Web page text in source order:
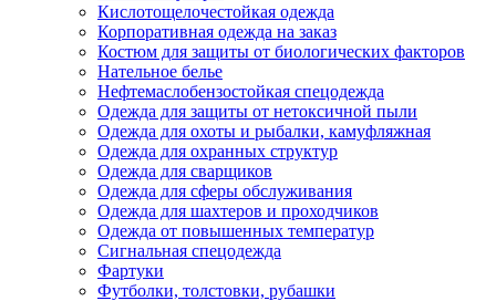
Кислотощелочестойкая одежда
Корпоративная одежда на заказ
Костюм для защиты от биологических факторов
Нательное белье
Нефтемаслобензостойкая спецодежда
Одежда для защиты от нетоксичной пыли
Одежда для охоты и рыбалки, камуфляжная
Одежда для охранных структур
Одежда для сварщиков
Одежда для сферы обслуживания
Одежда для шахтеров и проходчиков
Одежда от повышенных температур
Сигнальная спецодежда
Фартуки
Футболки, толстовки, рубашки